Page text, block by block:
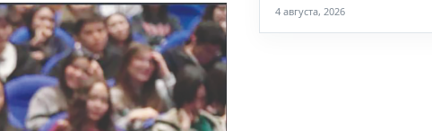
4 августа, 2026